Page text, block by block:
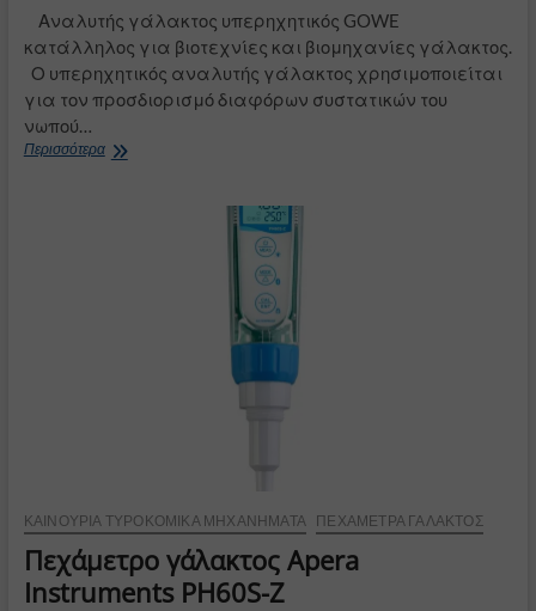
Αναλυτής γάλακτος υπερηχητικός GOWE
κατάλληλος για βιοτεχνίες και βιομηχανίες γάλακτος.
Ο υπερηχητικός αναλυτής γάλακτος χρησιμοποιείται
για τον προσδιορισμό διαφόρων συστατικών του
νωπού…
ΠερισσότεραΑναλυτής
ΚΑΙΝΟΎΡΙΑ ΤΥΡΟΚΟΜΙΚΆ ΜΗΧΑΝΉΜΑΤΑ ΠΕΧΆΜΕΤΡΑ ΓΆΛΑΚΤΟΣ
Πεχάμετρο γάλακτος Apera
Instruments PH60S-Z